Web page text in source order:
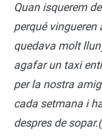
Quan isquerem
perqué vingueren
quedava molt
agafar un taxi
per la nostra
cada setmana i
despres de